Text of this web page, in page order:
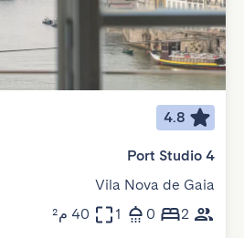
4.8
Port Studio 4
Vila Nova de Gaia
2
0
1 40 م²